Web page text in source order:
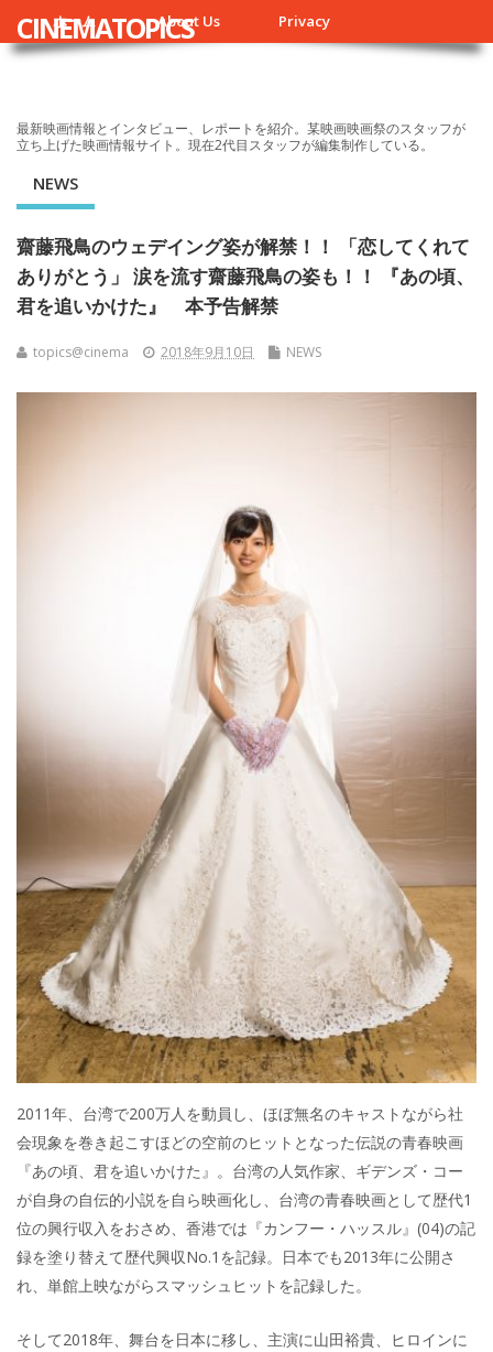
ホーム About Us Privacy
CINEMATOPICS
最新映画情報とインタビュー、レポートを紹介。某映画映画祭のスタッフが
立ち上げた映画情報サイト。現在2代目スタッフが編集制作している。
NEWS
齋藤飛鳥のウェデイング姿が解禁！！ 「恋してくれて
ありがとう」 涙を流す齋藤飛鳥の姿も！！ 『あの頃、
君を追いかけた』 本予告解禁
topics@cinema 2018年9月10日 NEWS
2011年、台湾で200万人を動員し、ほぼ無名のキャストながら社
会現象を巻き起こすほどの空前のヒットとなった伝説の青春映画
『あの頃、君を追いかけた』。台湾の人気作家、ギデンズ・コー
が自身の自伝的小説を自ら映画化し、台湾の青春映画として歴代1
位の興行収入をおさめ、香港では『カンフー・ハッスル』(04)の記
録を塗り替えて歴代興収No.1を記録。日本でも2013年に公開さ
れ、単館上映ながらスマッシュヒットを記録した。
そして2018年、舞台を日本に移し、主演に山田裕貴、ヒロインに